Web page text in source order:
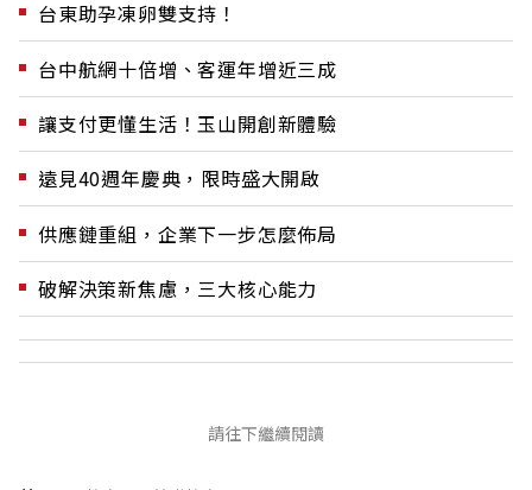
台東助孕凍卵雙支持！
台中航網十倍增、客運年增近三成
讓支付更懂生活！玉山開創新體驗
遠見40週年慶典，限時盛大開啟
供應鏈重組，企業下一步怎麼佈局
破解決策新焦慮，三大核心能力
請往下繼續閱讀